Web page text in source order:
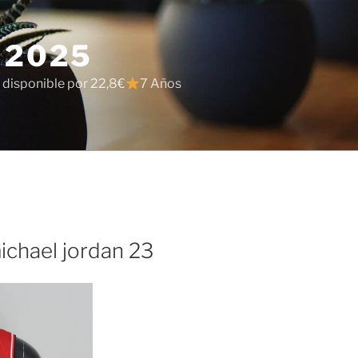
2025
disponible por 22,8€
7 Años
jordan 23